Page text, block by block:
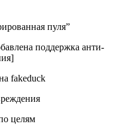
пуля”
​​поддержка анти-
fakeduck
целям